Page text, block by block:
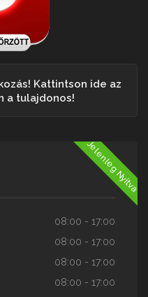
Kattintson ide az
a tulajdonos!
Jelenleg Nyitva
08:00 - 17:00
08:00 - 17:00
08:00 - 17:00
08:00 - 17:00